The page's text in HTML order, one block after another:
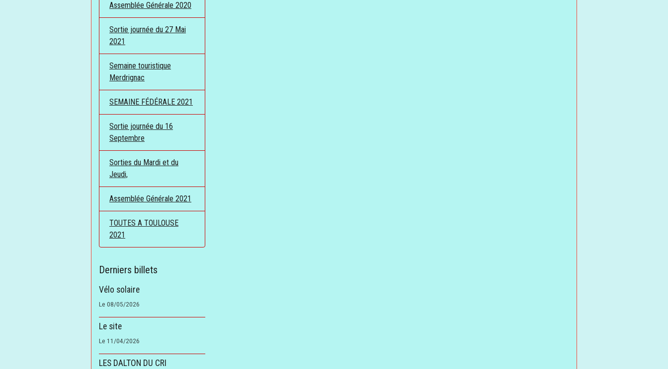
Assemblée Générale 2020
Sortie journée du 27 Mai
2021
Semaine touristique
Merdrignac
SEMAINE FÉDÉRALE 2021
Sortie journée du 16
Septembre
Sorties du Mardi et du
Jeudi,
Assemblée Générale 2021
TOUTES A TOULOUSE
2021
Derniers billets
Vélo solaire
Le 08/05/2026
Le site
Le 11/04/2026
LES DALTON DU CRI